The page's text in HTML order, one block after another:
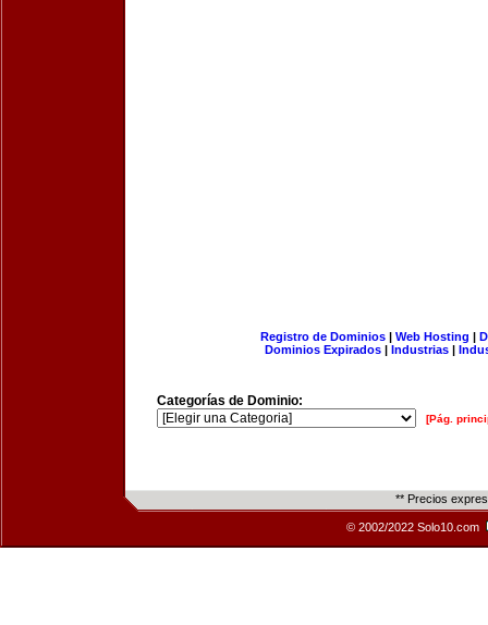
Registro de Dominios| Web Hosting |
Dominios Expirados | Industrias |
Categorías de Dominio:
[Pág.
** Precios
© 2002/2022 Solo10.com